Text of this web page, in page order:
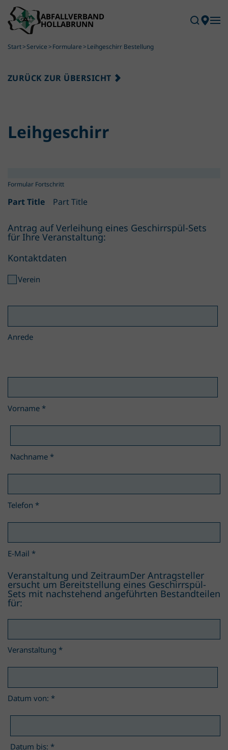
Skip to main content
Start Service Formulare Leihgeschirr Bestellung
ZURÜCK ZUR ÜBERSICHT
Leihgeschirr
Part Title Part Title
Antrag auf Verleihung eines Geschirrspül-Sets
für Ihre Veranstaltung:
Kontaktdaten
Verein
Anrede
Vorname *
Nachname *
Telefon *
E-Mail *
Veranstaltung und ZeitraumDer Antragsteller
ersucht um Bereitstellung eines Geschirrspül-
Sets mit nachstehend angeführten Bestandteilen
für:
Veranstaltung *
Datum von: *
Datum bis: *